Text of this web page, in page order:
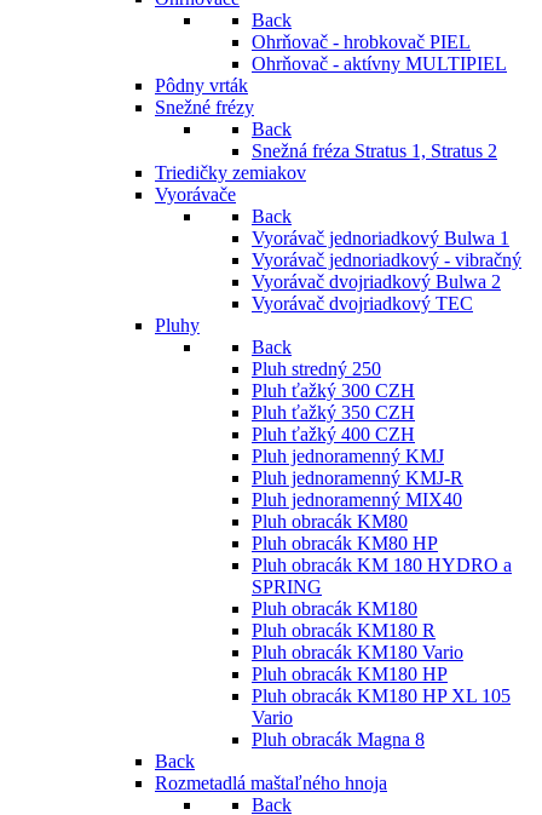
Back
Ohrňovač - hrobkovač PIEL
Ohrňovač - aktívny MULTIPIEL
Pôdny vrták
Snežné frézy
Back
Snežná fréza Stratus 1, Stratus 2
Triedičky zemiakov
Vyorávače
Back
Vyorávač jednoriadkový Bulwa 1
Vyorávač jednoriadkový - vibračný
Vyorávač dvojriadkový Bulwa 2
Vyorávač dvojriadkový TEC
Pluhy
Back
Pluh stredný 250
Pluh ťažký 300 CZH
Pluh ťažký 350 CZH
Pluh ťažký 400 CZH
Pluh jednoramenný KMJ
Pluh jednoramenný KMJ-R
Pluh jednoramenný MIX40
Pluh obracák KM80
Pluh obracák KM80 HP
Pluh obracák KM 180 HYDRO a
SPRING
Pluh obracák KM180
Pluh obracák KM180 R
Pluh obracák KM180 Vario
Pluh obracák KM180 HP
Pluh obracák KM180 HP XL 105
Vario
Pluh obracák Magna 8
Back
Rozmetadlá maštaľného hnoja
Back